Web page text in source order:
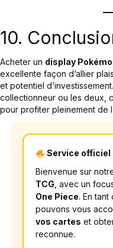
10.
Acheter un display
excellente façon d’allier
et potentiel
collectionneur ou les deux,
pour profiter pleinement de
Service officiel
Bienvenue sur
TCG , avec un
One Piece. En tant
pouvons vous
vos cartes et
reconnue.